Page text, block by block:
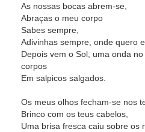
As nossas bocas abrem-se,
Abraças o meu corpo
Sabes sempre,
Adivinhas sempre, onde quero
Depois vem o Sol, uma onda
corpos
Em salpicos salgados.
Os meus olhos fecham-se nos
Brinco com os teus cabelos,
Uma brisa fresca caiu sobre os